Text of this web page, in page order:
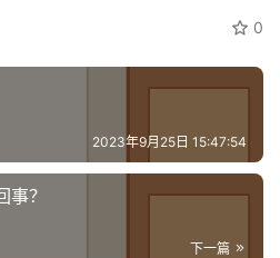
0
2023年9月25日 15:47:54
？
下一篇